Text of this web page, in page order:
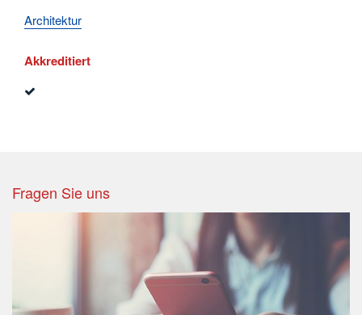
Architektur
Akkreditiert
Fragen Sie uns